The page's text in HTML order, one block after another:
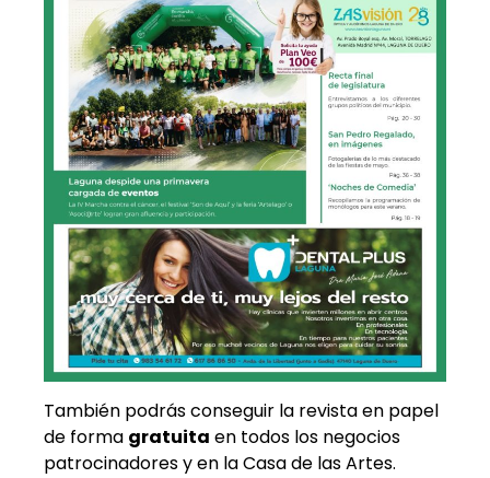
También podrás conseguir la revista en papel
de forma gratuita en todos los negocios
patrocinadores y en la Casa de las Artes.